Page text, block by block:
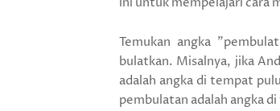
Temukan angka
bulatkan. Misalnya, jika
adalah angka di tempat
pembulatan adalah angka